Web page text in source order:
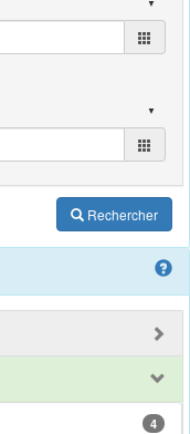
Rechercher
4